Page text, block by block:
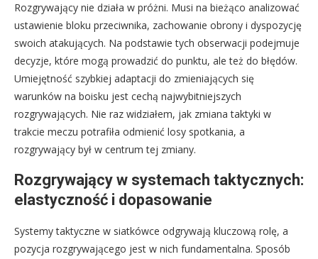
Rozgrywający nie działa w próżni. Musi na bieżąco analizować
ustawienie bloku przeciwnika, zachowanie obrony i dyspozycję
swoich atakujących. Na podstawie tych obserwacji podejmuje
decyzje, które mogą prowadzić do punktu, ale też do błędów.
Umiejętność szybkiej adaptacji do zmieniających się
warunków na boisku jest cechą najwybitniejszych
rozgrywających. Nie raz widziałem, jak zmiana taktyki w
trakcie meczu potrafiła odmienić losy spotkania, a
rozgrywający był w centrum tej zmiany.
Rozgrywający w systemach taktycznych:
elastyczność i dopasowanie
Systemy taktyczne w siatkówce odgrywają kluczową rolę, a
pozycja rozgrywającego jest w nich fundamentalna. Sposób